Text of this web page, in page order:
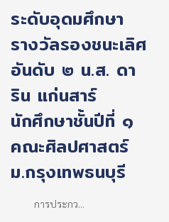
ระดับอุดมศึกษา
รางวัลรองชนะเลิศ
อันดับ ๒ น.ส. ดา
ริน แก่นสาร์
นักศึกษาชั้นปีที่ ๑
คณะศิลปศาสตร์
ม.กรุงเทพธนบุรี
การประกว...